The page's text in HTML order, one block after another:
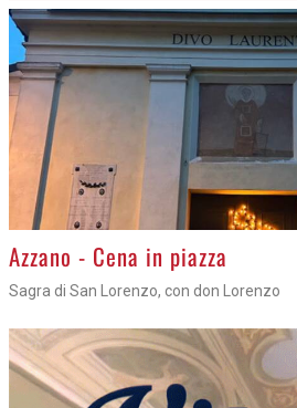
Azzano - Cena in piazza
Sagra di San Lorenzo, con don Lorenzo